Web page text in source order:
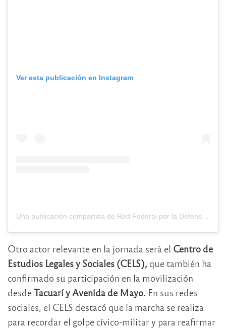
Ver esta publicación en Instagram
Otro actor relevante en la jornada será el Centro de
Estudios Legales y Sociales (CELS), que también ha
confirmado su participación en la movilización
desdeTacuarí y Avenida de Mayo. En sus redes
sociales, el CELS destacó que la marcha se realiza
para recordar el golpe cívico-militar y para reafirmar